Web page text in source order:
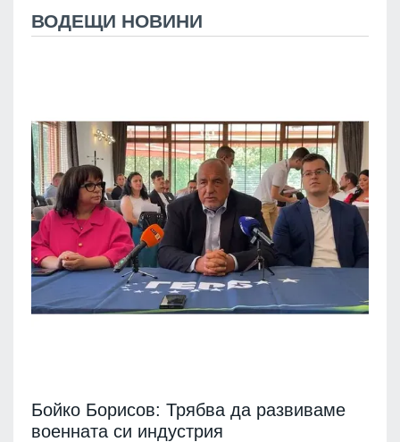
ВОДЕЩИ НОВИНИ
Бойко Борисов: Трябва да развиваме
военната си индустрия